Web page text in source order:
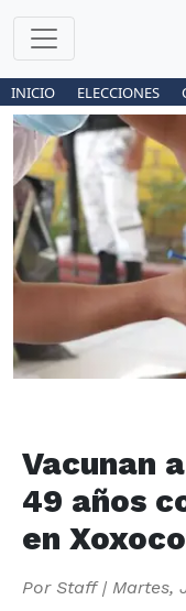
INICIO ELECCIONES
Vacunan
49 años
en
Por Staff| Martes,